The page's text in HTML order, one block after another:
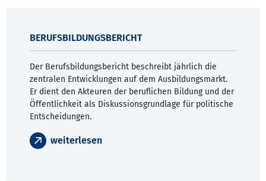
BERUFSBILDUNGSBERICHT
Der Berufsbildungsbericht beschreibt jährlich die
zentralen Entwicklungen auf dem Ausbildungsmarkt.
Er dient den Akteuren der beruflichen Bildung und der
Öffentlichkeit als Diskussionsgrundlage für politische
Entscheidungen.
weiterlesen